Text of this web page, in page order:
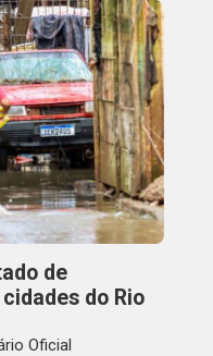
de
do Rio
Oficial